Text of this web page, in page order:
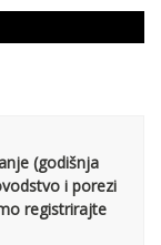
(godišnja
i porezi
registrirajte